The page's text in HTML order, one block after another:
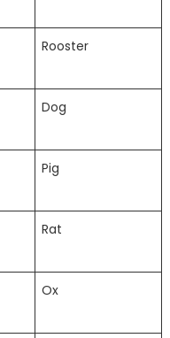
Rooster
Dog
Pig
Rat
Ox